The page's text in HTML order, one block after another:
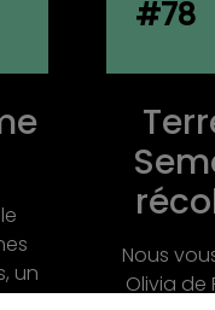
de
#77
Ancienne